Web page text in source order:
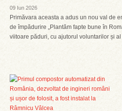
09 Iun 2026
Primăvara aceasta a adus un nou val de
de împădurire „Plantăm fapte bune în
viitoare păduri, cu ajutorul voluntarilor și